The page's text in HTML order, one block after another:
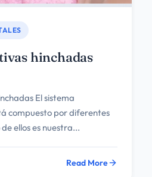
hinchadas
El sistema
compuesto por diferentes
ellos es nuestra...
Read More